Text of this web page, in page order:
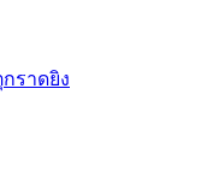
ราดยิง